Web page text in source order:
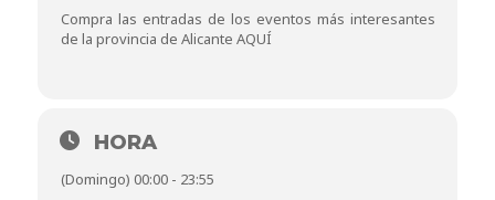
Compra las entradas de los eventos más interesantes
de la provincia de AlicanteAQUÍ
HORA
(Domingo) 00:00 - 23:55